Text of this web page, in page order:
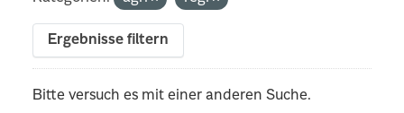
Ergebnisse filtern
Bitte versuch es mit einer anderen Suche.